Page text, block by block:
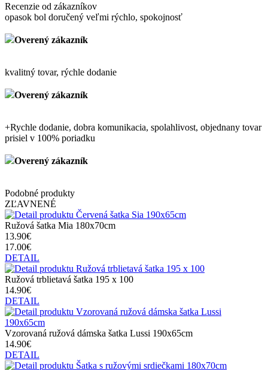
Recenzie od zákazníkov
opasok bol doručený veľmi rýchlo, spokojnosť
Overený zákazník
kvalitný tovar, rýchle dodanie
Overený zákazník
+Rychle dodanie, dobra komunikacia, spolahlivost, objednany tovar
prisiel v 100% poriadku
Overený zákazník
Podobné produkty
ZĽAVNENÉ
Ružová šatka Mia 180x70cm
13.90€
17.00€
DETAIL
Ružová trblietavá šatka 195 x 100
14.90€
DETAIL
Vzorovaná ružová dámska šatka Lussi 190x65cm
14.90€
DETAIL